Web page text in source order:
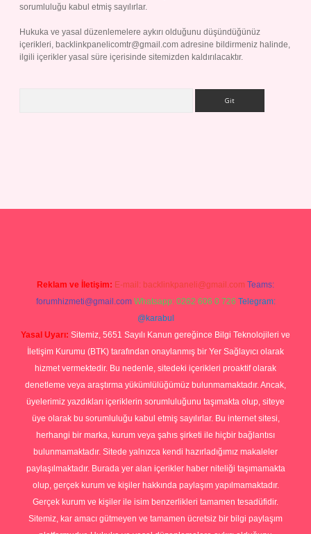
sorumluluğu kabul etmiş sayılırlar.
Hukuka ve yasal düzenlemelere aykırı olduğunu düşündüğünüz
içerikleri, backlinkpanelicomtr@gmail.com adresine bildirmeniz halinde,
ilgili içerikler yasal süre içerisinde sitemizden kaldırılacaktır.
Reklam ve İletişim: E-mail: backlinkpaneli@gmail.com Teams:
forumhizmeti@gmail.com Whatsapp: 0262 606 0 726 Telegram:
@karabul
Yasal Uyarı: Sitemiz, 5651 Sayılı Kanun gereğince Bilgi Teknolojileri ve
İletişim Kurumu (BTK) tarafından onaylanmış bir Yer Sağlayıcı olarak
hizmet vermektedir. Bu nedenle, sitedeki içerikleri proaktif olarak
denetleme veya araştırma yükümlülüğümüz bulunmamaktadır. Ancak,
üyelerimiz yazdıkları içeriklerin sorumluluğunu taşımakta olup, siteye
üye olarak bu sorumluluğu kabul etmiş sayılırlar. Bu internet sitesi,
herhangi bir marka, kurum veya şahıs şirketi ile hiçbir bağlantısı
bulunmamaktadır. Sitede yalnızca kendi hazırladığımız makaleler
paylaşılmaktadır. Burada yer alan içerikler haber niteliği taşımamakta
olup, gerçek kurum ve kişiler hakkında paylaşım yapılmamaktadır.
Gerçek kurum ve kişiler ile isim benzerlikleri tamamen tesadüfidir.
Sitemiz, kar amacı gütmeyen ve tamamen ücretsiz bir bilgi paylaşım